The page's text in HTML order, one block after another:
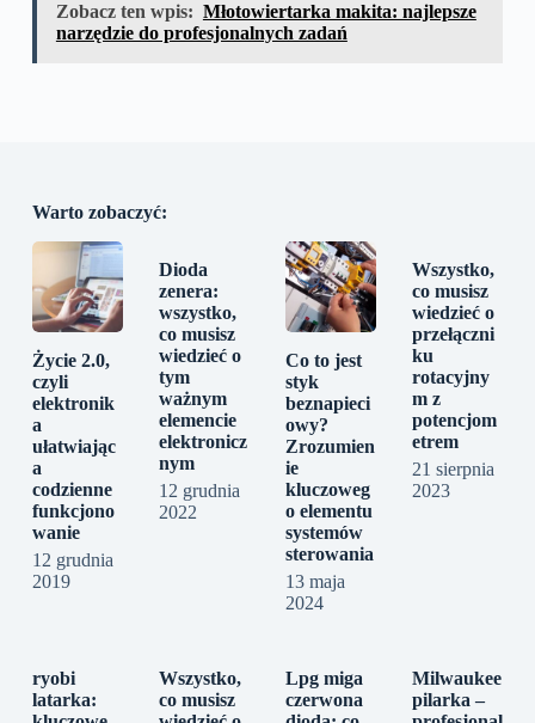
Zobacz ten wpis: Młotowiertarka makita: najlepsze
narzędzie do profesjonalnych zadań
Warto zobaczyć:
Życie 2.0,
czyli
elektronik
a
ułatwiając
a
codzienne
funkcjono
wanie
12 grudnia
2019
Dioda
zenera:
wszystko,
co musisz
wiedzieć o
tym
ważnym
elemencie
elektronicz
nym
12 grudnia
2022
Co to jest
styk
beznapieci
owy?
Zrozumien
ie
kluczoweg
o elementu
systemów
sterowania
13 maja
2024
Wszystko,
co musisz
wiedzieć o
przełączni
ku
rotacyjny
m z
potencjom
etrem
21 sierpnia
2023
ryobi
latarka:
Wszystko,
co musisz
Lpg miga
czerwona
Milwaukee
pilarka –